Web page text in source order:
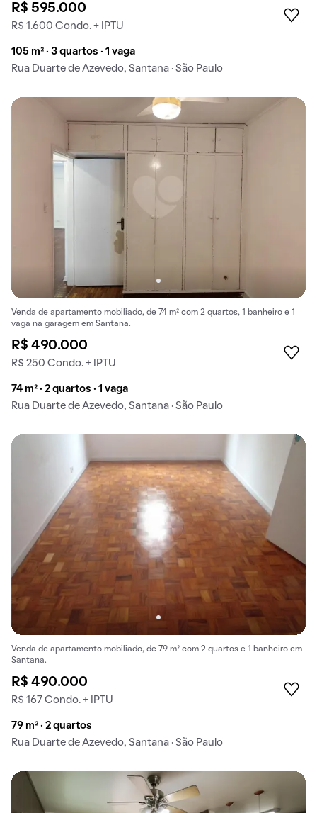
R$ 595.000
R$ 1.600 Condo. + IPTU
105 m² · 3 quartos · 1 vaga
Rua Duarte de Azevedo, Santana · São Paulo
Venda de apartamento mobiliado, de 74 m² com 2 quartos, 1 banheiro e 1
vaga na garagem em Santana.
R$ 490.000
R$ 250 Condo. + IPTU
74 m² · 2 quartos · 1 vaga
Rua Duarte de Azevedo, Santana · São Paulo
Venda de apartamento mobiliado, de 79 m² com 2 quartos e 1 banheiro em
Santana.
R$ 490.000
R$ 167 Condo. + IPTU
79 m² · 2 quartos
Rua Duarte de Azevedo, Santana · São Paulo